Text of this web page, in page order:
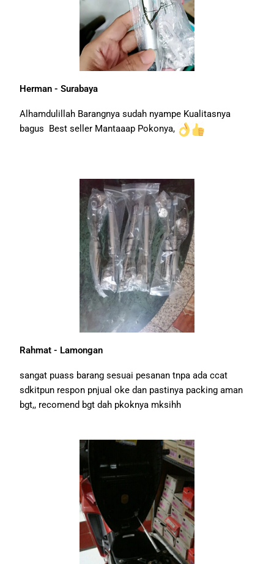
Herman - Surabaya
Alhamdulillah Barangnya sudah nyampe Kualitasnya
bagus Best seller Mantaaap Pokonya,
Rahmat - Lamongan
sangat puass barang sesuai pesanan tnpa ada ccat
sdkitpun respon pnjual oke dan pastinya packing aman
bgt,, recomend bgt dah pkoknya mksihh